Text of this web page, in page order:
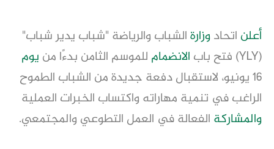
أعلن اتحادوزارةالشباب والرياضة "شباب يدير شباب"
(YLY) فتح باب
الانضمام للموسم الثامن بدءًا من يوم
16 يونيو، لاستقبال دفعة جديدة من الشباب الطموح
الراغب في تنمية مهاراته واكتساب الخبرات العملية
والمشاركة الفعالة في العمل التطوعي والمجتمعي.